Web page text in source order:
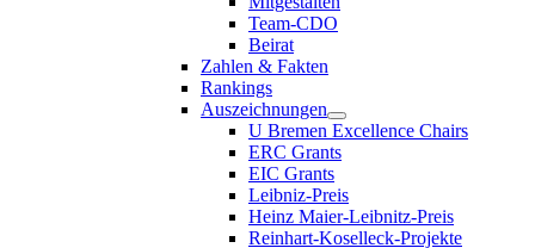
Team-CDO
Beirat
Zahlen & Fakten
Rankings
Auszeichnungen
U Bremen Excellence Chairs
ERC Grants
EIC Grants
Leibniz-Preis
Heinz Maier-Leibnitz-Preis
Reinhart-Koselleck-Projekte